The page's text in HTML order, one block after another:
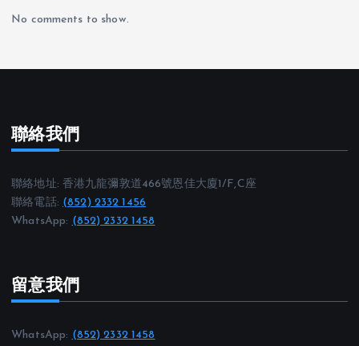
No comments to show.
聯絡我們
聯絡地址: 香港九龍彌敦道466號恩佳大廈1/F,C座
聯絡電話: (852) 2332 1456
WhatsApp: (852) 2332 1458
留意我們
WhatsApp: (852) 2332 1458